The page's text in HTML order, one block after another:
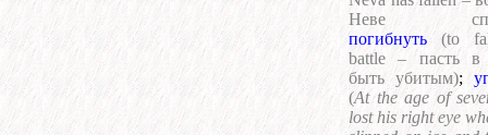
Неве
погибнуть
(to
battle – пасть
быть убитым);
(At the age of
lost his right eye